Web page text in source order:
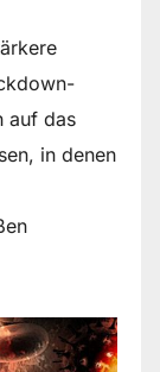
auf das
in denen